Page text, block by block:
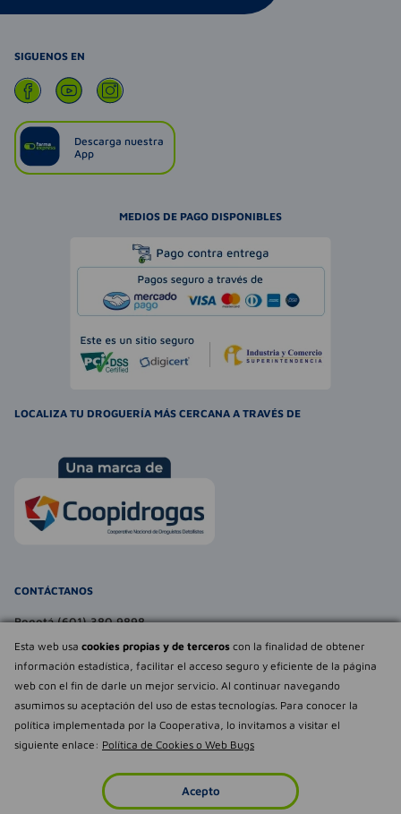
Esta web usa cookies propias y de terceros con la finalidad de obtener
información estadística, facilitar el acceso seguro y eficiente de la página
web con el fin de darle un mejor servicio. Al continuar navegando
asumimos su aceptación del uso de estas tecnologías. Para conocer la
política implementada por la Cooperativa, lo invitamos a visitar el
siguiente enlace: Política de Cookies o Web Bugs
Acepto
Imperdibles Favoritos
Déjanos tu
opinión
SIGUENOS EN
Descarga nuestra
App
MEDIOS DE PAGO DISPONIBLES
LOCALIZA TU DROGUERÍA MÁS CERCANA A TRAVÉS DE
CONTÁCTANOS
Bogotá (601) 380 9898
atencionalcliente@farmaexpress.com
TE PUEDE INTERESAR
NOSOTROS
Empowered by
Todos los derechos reservados Farmaexpress 2025